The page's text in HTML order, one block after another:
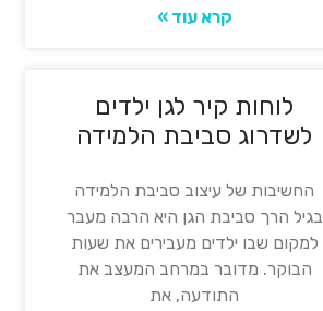
קרא עוד »
לוחות קיר לגן ילדים
לשדרוג סביבת הלמידה
החשיבות של עיצוב סביבת הלמידה
בגיל הרך סביבת הגן היא הרבה מעבר
למקום שבו ילדים מעבירים את שעות
הבוקר. מדובר במרחב המעצב את
התודעה, את